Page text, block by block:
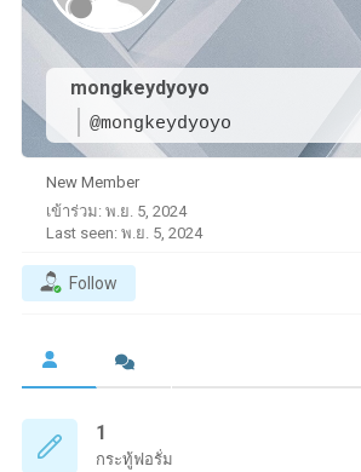
mongkeydyoyo
@mongkeydyoyo
New Member
เข้าร่วม: พ.ย. 5, 2024
Last seen: พ.ย. 5, 2024
Follow
1
กระทู้ฟอรั่ม